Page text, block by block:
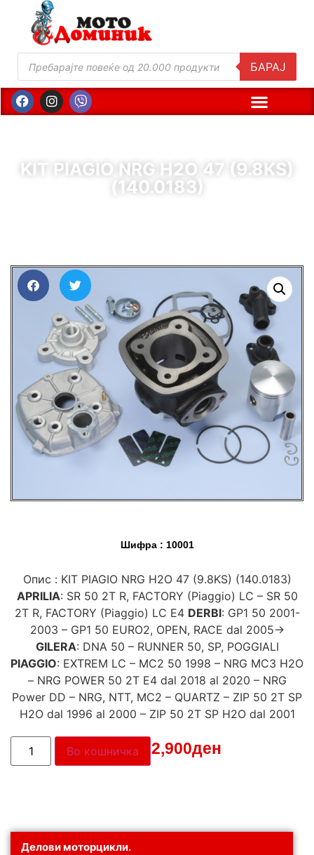
БАРАЈ
KIT PIAGIO NRG H2O 47 (9.8KS)
(140.0183)
Делови моторцикли.
Шифра : 10001
Опис : KIT PIAGIO NRG H2O 47 (9.8KS) (140.0183)
APRILIA: SR 50 2T R, FACTORY (Piaggio) LC – SR 50
2T R, FACTORY (Piaggio) LC E4 DERBI: GP1 50 2001-
2003 – GP1 50 EURO2, OPEN, RACE dal 2005->
GILERA: DNA 50 – RUNNER 50, SP, POGGIALI
PIAGGIO: EXTREM LC – MC2 50 1998 – NRG MC3 H2O
– NRG POWER 50 2T E4 dal 2018 al 2020 – NRG
Power DD – NRG, NTT, MC2 – QUARTZ – ZIP 50 2T SP
H2O dal 1996 al 2000 – ZIP 50 2T SP H2O dal 2001
Цена: 12,900ден
Во кошничка